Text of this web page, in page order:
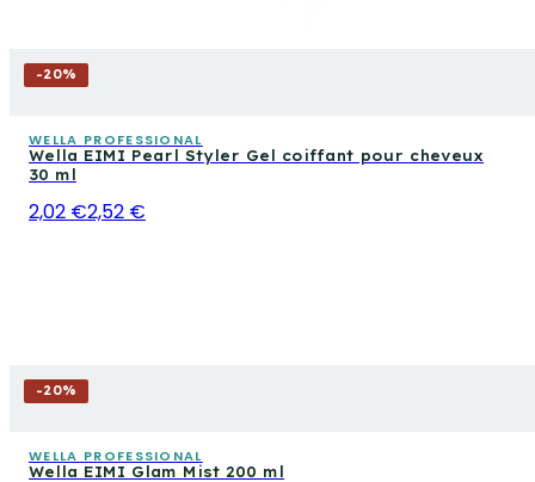
-20%
WELLA PROFESSIONAL
Wella EIMI Pearl Styler Gel coiffant pour cheveux
30 ml
2,02 €2,52 €
-20%
WELLA PROFESSIONAL
Wella EIMI Glam Mist 200 ml